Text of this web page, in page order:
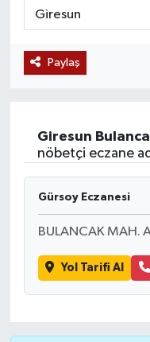
Paylaş
Giresun
nöbetçi eczane
Gürsoy Eczanesi
BULANCAK MAH.
Yol Tarifi Al
Siyaset
Teknoloji
Muş
Hasköy
Korkut
Bulanık